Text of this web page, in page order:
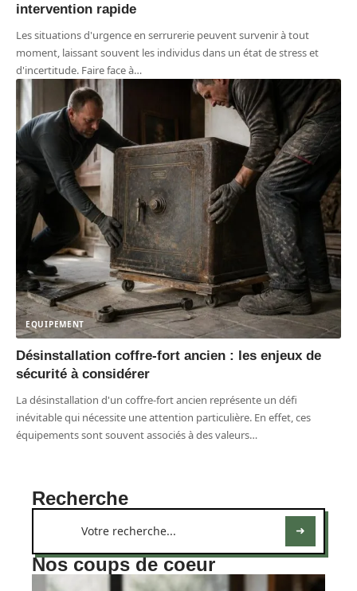
intervention rapide
Les situations d'urgence en serrurerie peuvent survenir à tout
moment, laissant souvent les individus dans un état de stress et
d'incertitude. Faire face à…
EQUIPEMENT
Désinstallation coffre-fort ancien : les enjeux de
sécurité à considérer
La désinstallation d'un coffre-fort ancien représente un défi
inévitable qui nécessite une attention particulière. En effet, ces
équipements sont souvent associés à des valeurs…
Recherche
Nos coups de coeur